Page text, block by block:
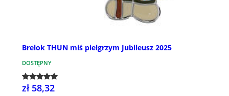
Brelok THUN miś pielgrzym Jubileusz 2025
DOSTĘPNY
zł 58,32